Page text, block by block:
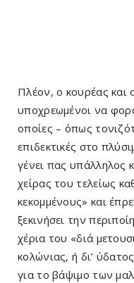
Πλέον, ο κουρέας και
υποχρεωμένοι να
οποίες – όπως
επιδεκτικές στο
γένει πας υπάλληλος
χείρας του τελείως
κεκομμένους» και
ξεκινήσει την
χέρια του «διά
κολώνιας, ή δι’
για το βάψιμο των